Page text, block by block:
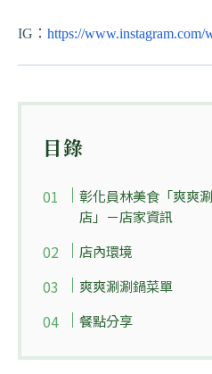
IG： https://www.instagram.com/
目錄
彰化員林美食「爽爽
店」－店家資訊
店內環境
爽爽涮涮鍋菜單
餐點分享